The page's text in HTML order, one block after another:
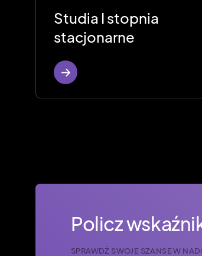
Studia I stopnia
stacjonarne
Policz
SPRAWDŹ SWOJE SZANSE W